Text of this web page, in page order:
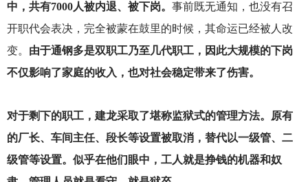
中，共有7000人被内退、被下岗。 事前既无通知，也没有召
开职代会表决，完全被蒙在鼓里的时候，其命运已经被人改
变。 由于通钢多是双职工乃至几代职工，因此大规模的下岗
不仅影响了家庭的收入，也对社会稳定带来了伤害。
对于剩下的职工，建龙采取了堪称监狱式的管理方法。原有
的厂长、车间主任、段长等设置被取消，替代以一级管、二
级管等设置。似乎在他们眼中，工人就是挣钱的机器和奴